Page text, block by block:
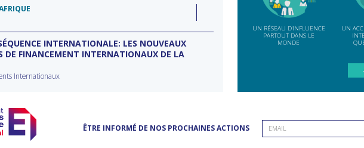
INTERNATIONALE: LES NOUVEAUX
DE FINANCEMENT INTERNATIONAUX DE LA
Internationaux
INDE
MISSION D’ENTREPRISES
UN RÉSEAU D'INFLUENCE
PARTOUT DANS LE
MONDE
UN
ÊTRE INFORMÉ DE NOS PROCHAINES ACTIONS